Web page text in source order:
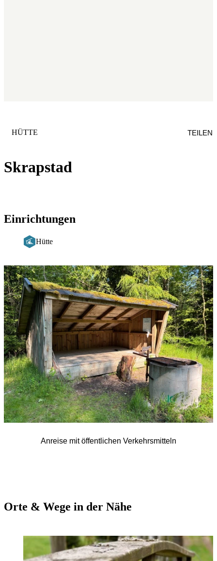
Skrapstad
KATEGORIE
HÜTTE TEILEN
Einrichtungen
Hütte
Bildergalerie
Anreise mit öffentlichen Verkehrsmitteln
Orte & Wege in der Nähe